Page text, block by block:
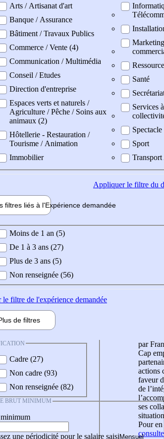
Arts / Artisanat d'art
Banque / Assurance
Bâtiment / Travaux Publics
Commerce / Vente (4)
Communication / Multimédia
Conseil / Etudes
Direction d'entreprise
Espaces verts et naturels /
Agriculture / Pêche / Soins aux
animaux (2)
Hôtellerie - Restauration /
Tourisme / Animation
Immobilier
Santé
Services
Spectacle
Sport
Appliquerle filtre du
filtres liés à l'Expérience demandée
demandée
Moins de 1 an (5)
De 1 à 3 ans (27)
Plus de 3 ans (5)
Non renseignée (56)
le filtre de l'expérience demandée
de filtres
Cadre (27)
Non cadre (93)
Non renseignée (82)
BRUT MINIMUM
une périodicité pour le salaire saisi
par
Cap
actions
faveur
de
ses
Pour